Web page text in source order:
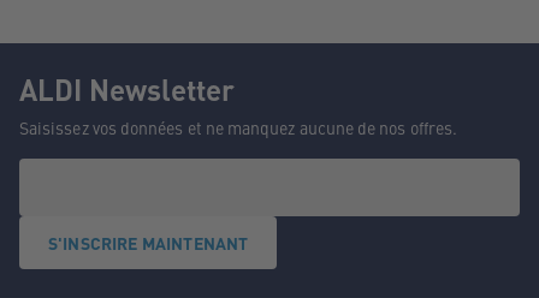
ALDI Newsletter
Saisissez vos données et ne manquez aucune de nos offres.
S'INSCRIRE MAINTENANT